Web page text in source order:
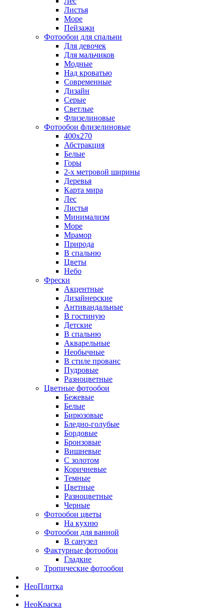
Листья
Море
Пейзажи
Фотообои для спальни
Для девочек
Для мальчиков
Модные
Над кроватью
Современные
Дизайн
Серые
Светлые
Флизелиновые
Фотообои флизелиновые
400х270
Абстракция
Белые
Горы
2-х метровой ширины
Деревья
Карта мира
Лес
Листья
Минимализм
Море
Мрамор
Природа
В спальню
Цветы
Небо
Фрески
Акцентные
Дизайнерские
Антивандальные
В гостиную
Детские
В спальню
Акварельные
Необычные
В стиле прованс
Пудровые
Разноцветные
Цветные фотообои
Бежевые
Белые
Бирюзовые
Бледно-голубые
Бордовые
Бронзовые
Вишневые
С золотом
Коричневые
Темные
Цветные
Разноцветные
Черные
Фотообои цветы
На кухню
Фотообои для ванной
В санузел
Фактурные фотообои
Гладкие
Тропические фотообои
НеоПлитка
НеоКраска